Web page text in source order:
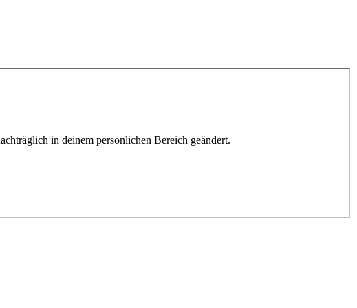
in deinem persönlichen Bereich geändert.